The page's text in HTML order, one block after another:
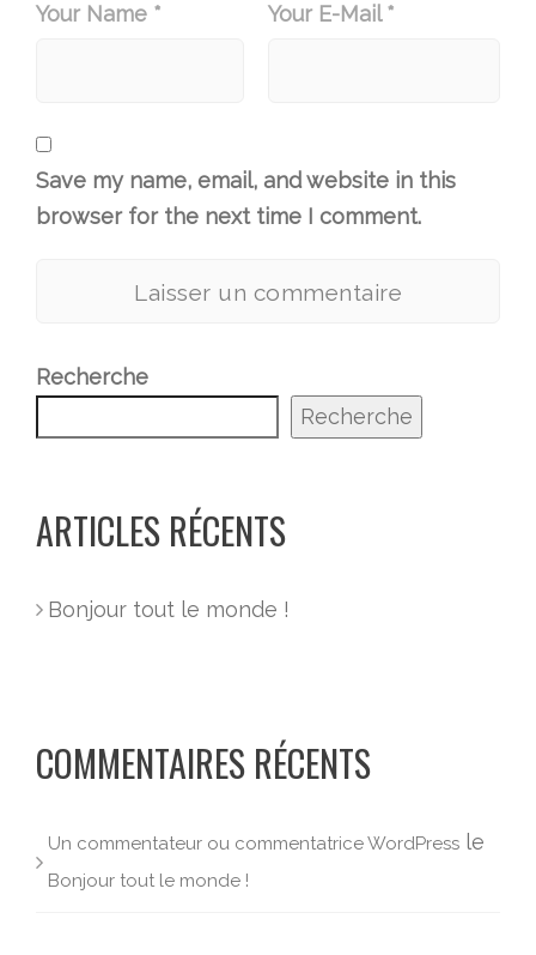
Your Name * Your E-Mail *
Save my name, email, and website in this
browser for the next time I comment.
Recherche
Recherche
ARTICLES RÉCENTS
Bonjour tout le monde !
COMMENTAIRES RÉCENTS
Un commentateur ou commentatrice WordPress le
Bonjour tout le monde !